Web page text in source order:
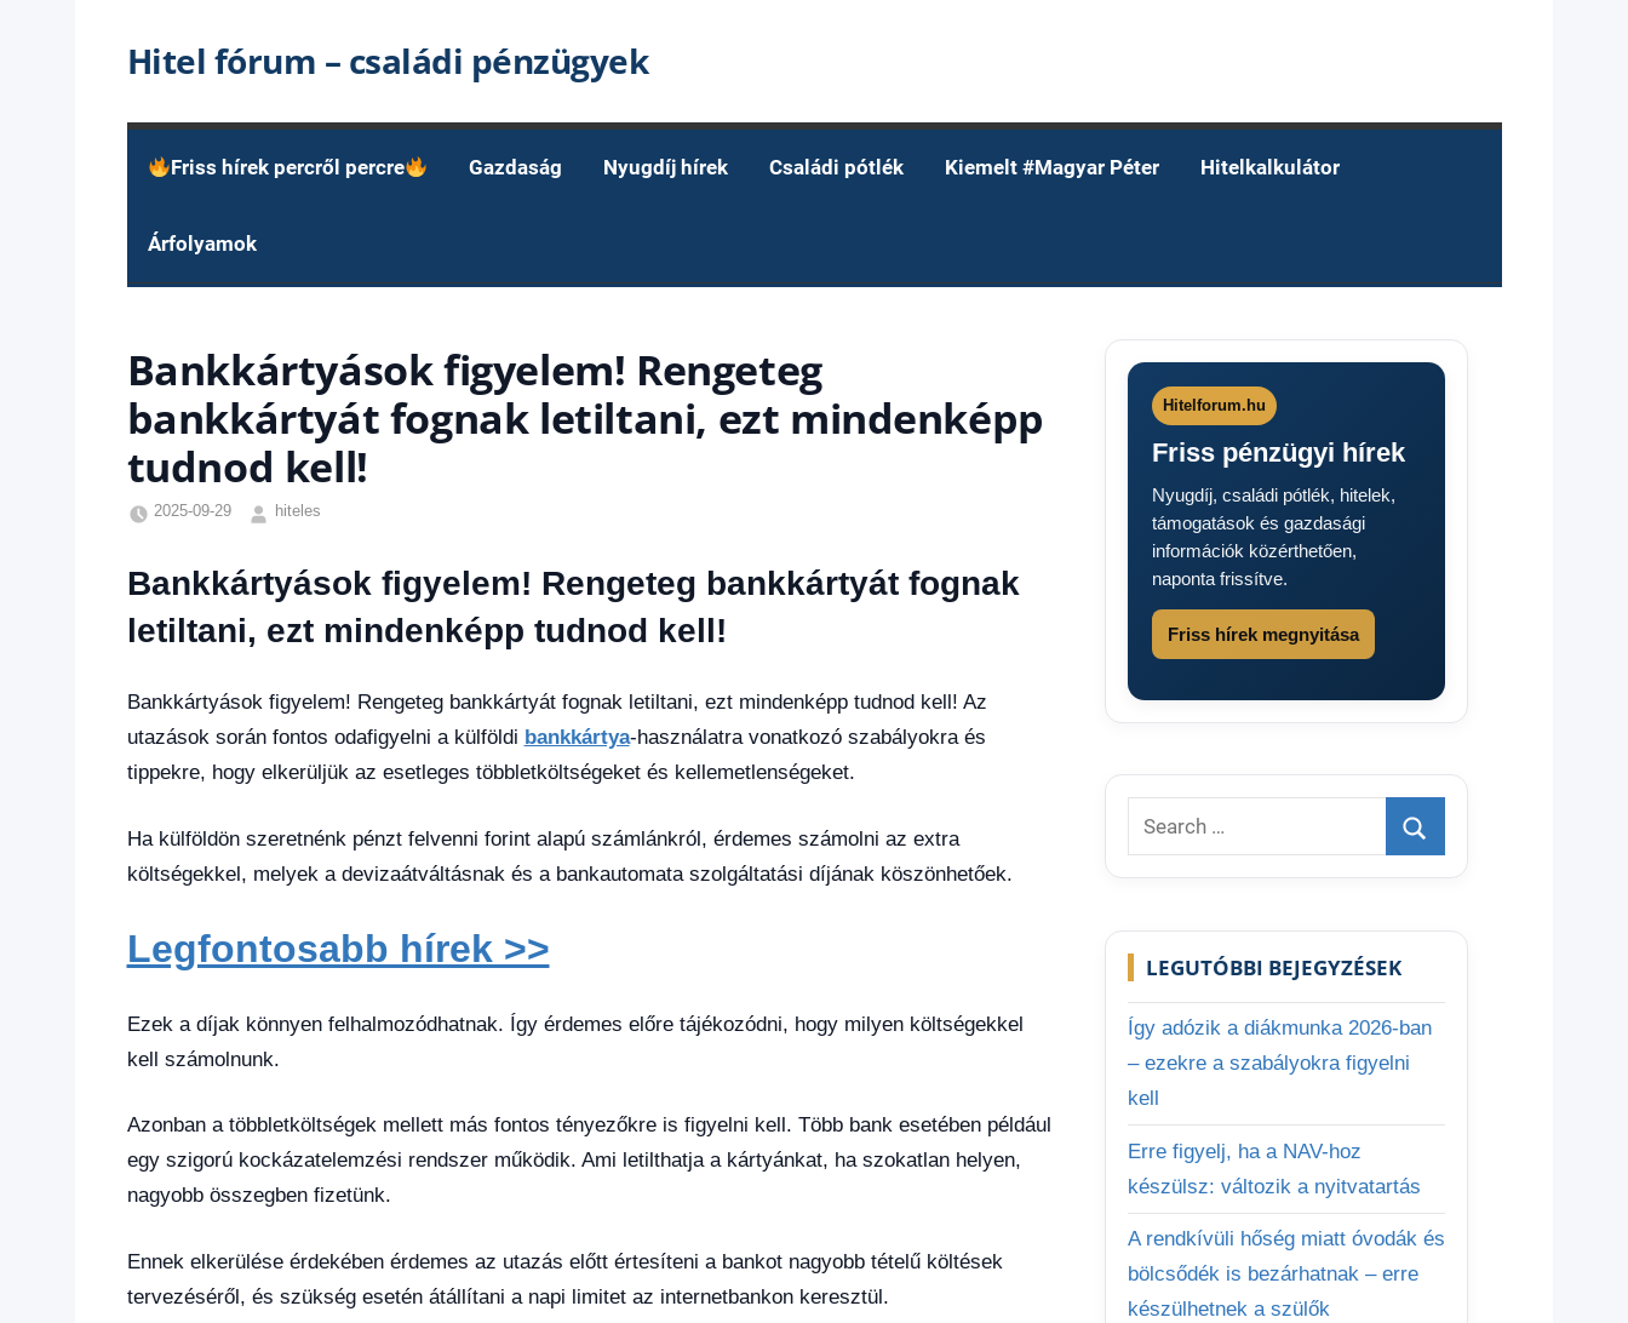
Hitel fórum – családi pénzügyek
Friss hírek percről percre Gazdaság Nyugdíj hírek Családi pótlék Kiemelt #Magyar Péter Hitelkalkulátor
Árfolyamok
Bankkártyások figyelem! Rengeteg
bankkártyát fognak letiltani, ezt mindenképp
tudnod kell!
2025-09-29
hiteles
hírek
Hírek
Hírek
kézből
Bankkártyások figyelem! Rengeteg bankkártyát fognak
letiltani, ezt mindenképp tudnod kell!
Bankkártyások figyelem! Rengeteg bankkártyát fognak letiltani, ezt mindenképp tudnod kell! Az
utazások során fontos odafigyelni a külföldi bankkártya-használatra vonatkozó szabályokra és
tippekre, hogy elkerüljük az esetleges többletköltségeket és kellemetlenségeket.
Ha külföldön szeretnénk pénzt felvenni forint alapú számlánkról, érdemes számolni az extra
költségekkel, melyek a devizaátváltásnak és a bankautomata szolgáltatási díjának köszönhetőek.
Legfontosabb hírek >>
Ezek a díjak könnyen felhalmozódhatnak. Így érdemes előre tájékozódni, hogy milyen költségekkel
kell számolnunk.
Azonban a többletköltségek mellett más fontos tényezőkre is figyelni kell. Több bank esetében például
egy szigorú kockázatelemzési rendszer működik. Ami letilthatja a kártyánkat, ha szokatlan helyen,
nagyobb összegben fizetünk.
Ennek elkerülése érdekében érdemes az utazás előtt értesíteni a bankot nagyobb tételű költések
tervezéséről, és szükség esetén átállítani a napi limitet az internetbankon keresztül.
Hitelforum.hu
Friss pénzügyi hírek
Nyugdíj, családi pótlék, hitelek,
támogatások és gazdasági
információk közérthetően,
naponta frissítve.
Friss hírek megnyitása
Search
for:
Search
LEGUTÓBBI BEJEGYZÉSEK
Így adózik a diákmunka 2026-ban
– ezekre a szabályokra figyelni
kell
Erre figyelj, ha a NAV-hoz
készülsz: változik a nyitvatartás
A rendkívüli hőség miatt óvodák és
bölcsődék is bezárhatnak – erre
készülhetnek a szülők